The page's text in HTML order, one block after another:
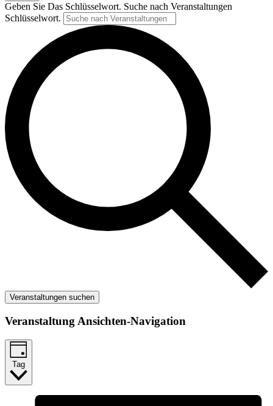
Geben Sie Das Schlüsselwort. Suche nach Veranstaltungen
Schlüsselwort.
Veranstaltungen suchen
Veranstaltung Ansichten-Navigation
Tag